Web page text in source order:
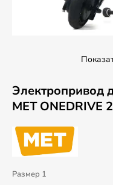
Электропривод
MET ONEDRIVE
Размер 1